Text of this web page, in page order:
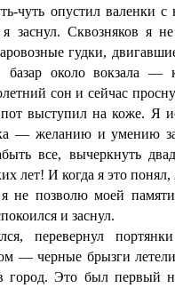
чуть опустил валенки с
заснул. Сквозняков я
гудки,
базар около вокзала —
сон и сейчас
выступил на коже. Я
— желанию и умению
все, вычеркнуть
лет! И когда я это понял,
не позволю моей
и заснул.
перевернул
— черные брызги
город. Это был первый